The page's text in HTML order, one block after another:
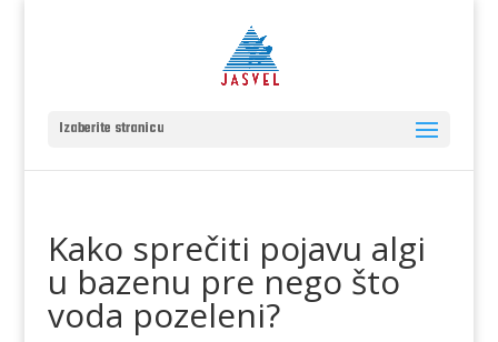
Izaberite stranicu
Kako sprečiti pojavu algi
u bazenu pre nego što
voda pozeleni?